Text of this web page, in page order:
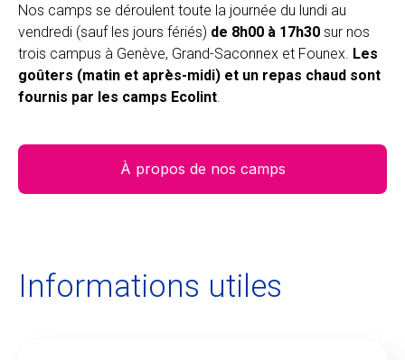
Nos camps se déroulent toute la journée du lundi au
vendredi (sauf les jours fériés) de 8h00 à 17h30 sur nos
trois campus à Genève, Grand-Saconnex et Founex. Les
goûters (matin et après-midi) et un repas chaud sont
fournis par les camps Ecolint
À propos de nos camps
Informations utiles